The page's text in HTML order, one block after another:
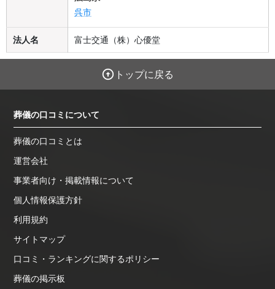
呉市
法人名 富士交通（株）心優堂
トップに戻る
葬儀の口コミについて
葬儀の口コミとは
運営会社
事業者向け・掲載情報について
個人情報保護方針
利用規約
サイトマップ
口コミ・ランキングに関するポリシー
葬儀の掲示板